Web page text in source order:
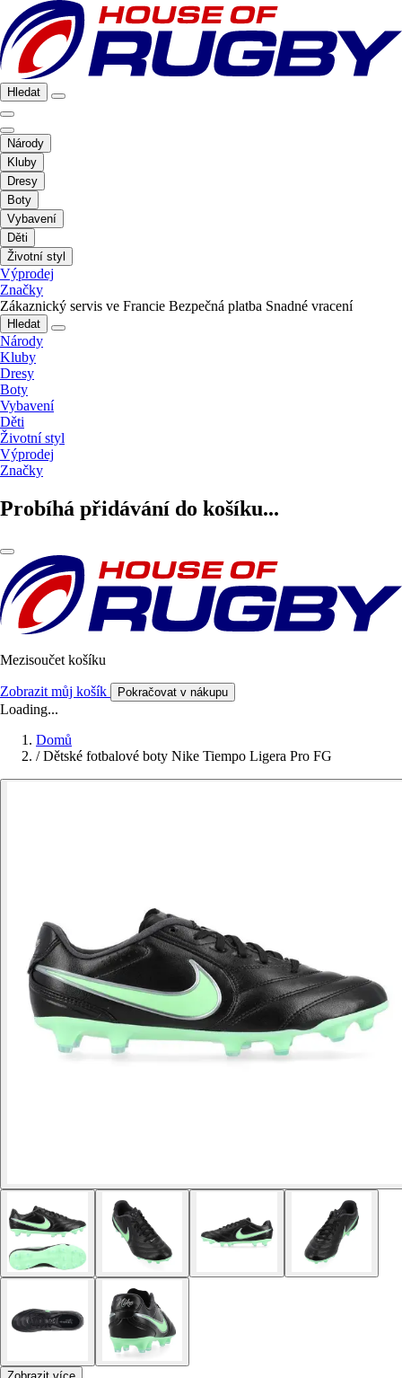
Hledat
Národy
Kluby
Dresy
Boty
Vybavení
Děti
Životní styl
Výprodej
Značky
Zákaznický servis ve Francie Bezpečná platba Snadné vracení
Hledat
Národy
Kluby
Dresy
Boty
Vybavení
Děti
Životní styl
Výprodej
Značky
Probíhá přidávání do košíku...
Mezisoučet košíku
Zobrazit můj košík Pokračovat v nákupu
Loading...
Domů
/ Dětské fotbalové boty Nike Tiempo Ligera Pro FG